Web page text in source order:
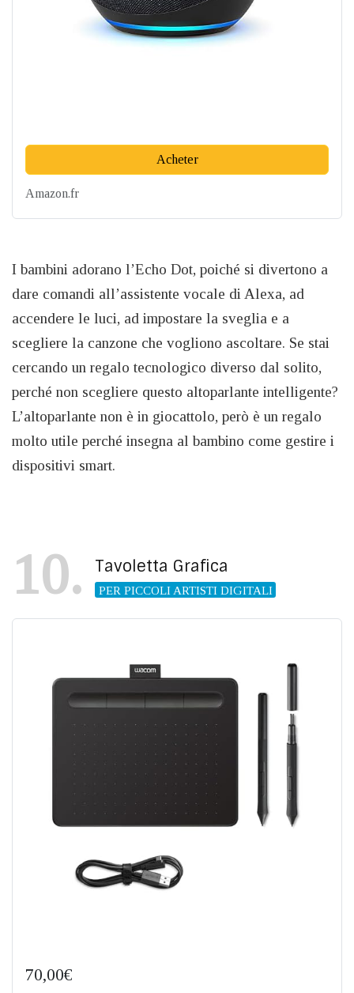
Acheter
Amazon.fr
I bambini adorano l’Echo Dot, poiché si divertono a
dare comandi all’assistente vocale di Alexa, ad
accendere le luci, ad impostare la sveglia e a
scegliere la canzone che vogliono ascoltare. Se stai
cercando un regalo tecnologico diverso dal solito,
perché non scegliere questo altoparlante intelligente?
L’altoparlante non è in giocattolo, però è un regalo
molto utile perché insegna al bambino come gestire i
dispositivi smart.
10 Tavoletta Grafica
PER PICCOLI ARTISTI DIGITALI
70,00€